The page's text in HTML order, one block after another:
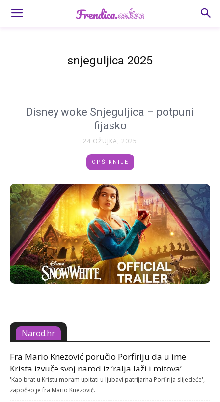
snjeguljica 2025
Disney woke Snjeguljica – potpuni
fijasko
24 OŽUJKA, 2025
OPŠIRNIJE
Narod.hr
Fra Mario Knezović poručio Porfiriju da u ime
Krista izvuče svoj narod iz ‘ralja laži i mitova’
'Kao brat u Kristu moram upitati u ljubavi patrijarha Porfirija slijedeće',
započeo je fra Mario Knezović.